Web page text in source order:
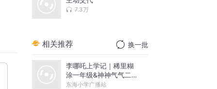
钱
7.3万
相关推荐 换一批
李哪吒上学记｜稀里糊
涂一年级&神神气气二年
级
东海小学广播站